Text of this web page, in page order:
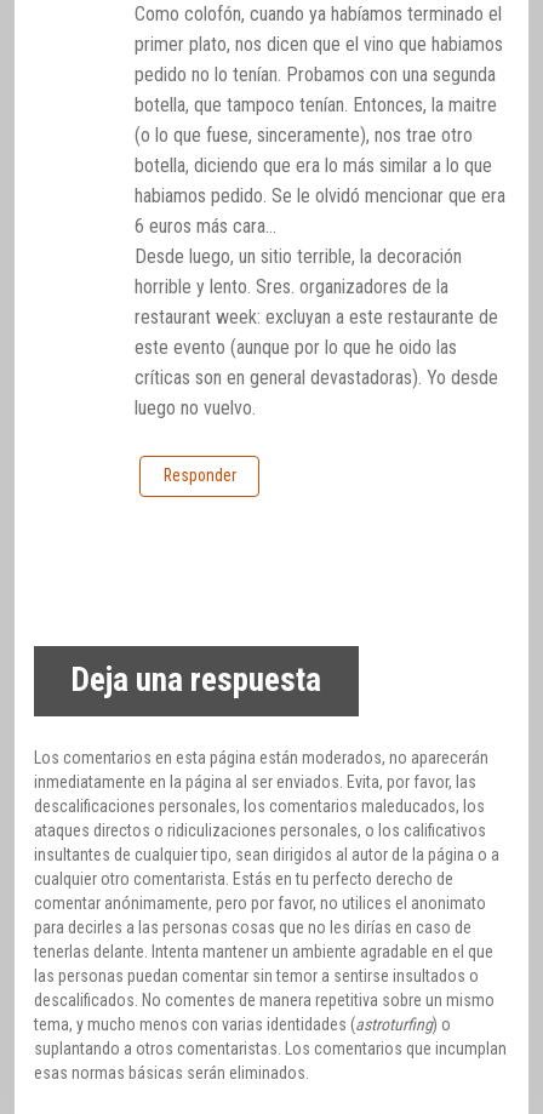
Como colofón, cuando ya habíamos terminado el
primer plato, nos dicen que el vino que habiamos
pedido no lo tenían. Probamos con una segunda
botella, que tampoco tenían. Entonces, la maitre
(o lo que fuese, sinceramente), nos trae otro
botella, diciendo que era lo más similar a lo que
habiamos pedido. Se le olvidó mencionar que era
6 euros más cara…
Desde luego, un sitio terrible, la decoración
horrible y lento. Sres. organizadores de la
restaurant week: excluyan a este restaurante de
este evento (aunque por lo que he oido las
críticas son en general devastadoras). Yo desde
luego no vuelvo.
Responder
Deja una respuesta
Los comentarios en esta página están moderados, no aparecerán
inmediatamente en la página al ser enviados. Evita, por favor, las
descalificaciones personales, los comentarios maleducados, los
ataques directos o ridiculizaciones personales, o los calificativos
insultantes de cualquier tipo, sean dirigidos al autor de la página o a
cualquier otro comentarista. Estás en tu perfecto derecho de
comentar anónimamente, pero por favor, no utilices el anonimato
para decirles a las personas cosas que no les dirías en caso de
tenerlas delante. Intenta mantener un ambiente agradable en el que
las personas puedan comentar sin temor a sentirse insultados o
descalificados. No comentes de manera repetitiva sobre un mismo
tema, y mucho menos con varias identidades (astroturfing) o
suplantando a otros comentaristas. Los comentarios que incumplan
esas normas básicas serán eliminados.